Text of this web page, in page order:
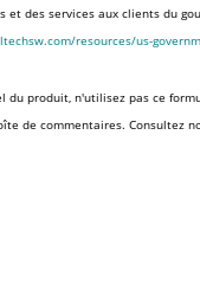
des services aux clients du
resources/us-
produit, n'utilisez pas ce
de commentaires. Consultez